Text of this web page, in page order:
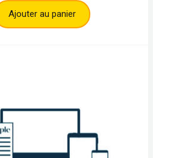
Ajouter au panier